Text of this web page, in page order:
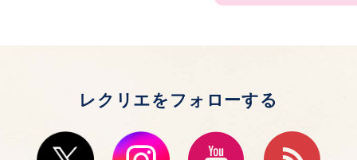
レクリエをフォローする